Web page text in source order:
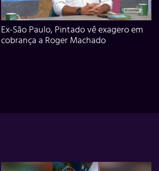
Ex-São Paulo, Pintado vê exagero em
cobrança a Roger Machado